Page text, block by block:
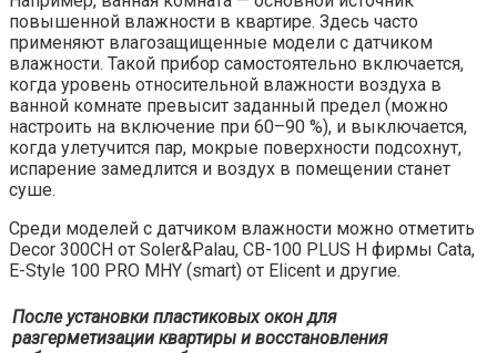
повышенной влажности в квартире. Здесь часто
применяют влагозащищенные модели с датчиком
влажности. Такой прибор самостоятельно включается,
когда уровень относительной влажности воздуха в
ванной комнате превысит заданный предел (можно
настроить на включение при 60–90 %), и выключается,
когда улетучится пар, мокрые поверхности подсохнут,
испарение замедлится и воздух в помещении станет
суше.
Среди моделей с датчиком влажности можно отметить
Decor 300CH от Soler&Palau, CB-100 PLUS H фирмы Cata,
E-Style 100 PRO MHY (smart) от Elicent и другие.
После установки пластиковых окон для
разгерметизации квартиры и восстановления